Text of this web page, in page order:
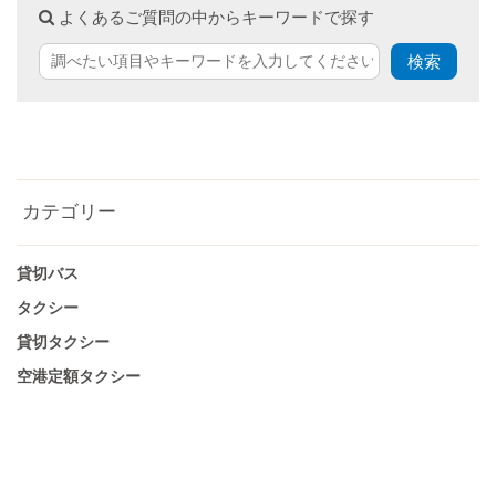
よくあるご質問の中からキーワードで探す
カテゴリー
貸切バス
タクシー
貸切タクシー
空港定額タクシー